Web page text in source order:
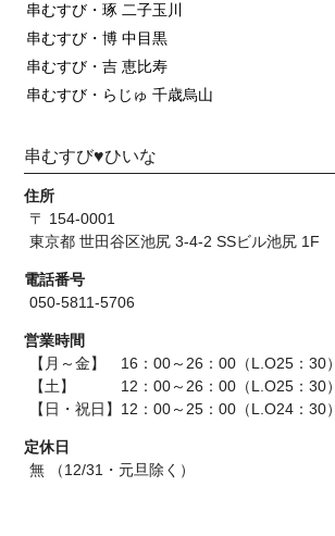
串むすび・琢 二子玉川
串むすび・博 中目黒
串むすび・吉 恵比寿
串むすび・らじゅ 千歳烏山
串むすび♥ひいな
住所
〒 154-0001
東京都 世田谷区池尻 3-4-2 SSビル池尻 1F
電話番号
050-5811-5706
営業時間
【月～金】 16：00～26：00（L.O25：30）
【土】 12：00～26：00（L.O25：30）
【日・祝日】12：00～25：00（L.O24：30）
定休日
無 （12/31・元旦除く）